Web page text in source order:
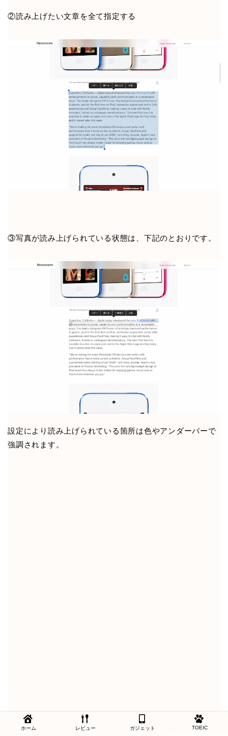
②読み上げたい文章を全て指定する
③写真が読み上げられている状態は、下記のとおりです。
設定により読み上げられている箇所は色やアンダーバーで
強調されます。
ホーム レビュー ガジェット TOEIC